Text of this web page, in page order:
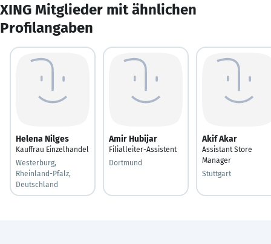
XING Mitglieder mit ähnlichen
Profilangaben
Helena Nilges
Kauffrau Einzelhandel
Westerburg,
Rheinland-Pfalz,
Deutschland
Amir Hubijar
Filialleiter-Assistent
Dortmund
Akif Akar
Assistant Store
Manager
Stuttgart